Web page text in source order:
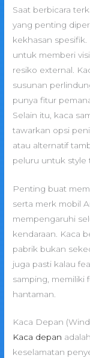
Saat berbicara
yang penting
kekhasan
untuk memberi
resiko external.
susunan
punya fitur
Selain itu, kaca
tawarkan opsi
atau alternatif
peluru untuk style
Penting buat
serta merk mobil
mempengaruhi
kendaraan. Kaca
pabrik bukan
juga pasti kalau
samping, memiliki
hantaman.
Kaca Depan
Kaca depan
keselamatan